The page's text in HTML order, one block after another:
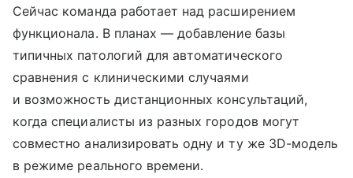
Сейчас команда работает над расширением
функционала. В планах — добавление базы
типичных патологий для автоматического
сравнения с клиническими случаями
и возможность дистанционных консультаций,
когда специалисты из разных городов могут
совместно анализировать одну и ту же 3D-модель
в режиме реального времени.